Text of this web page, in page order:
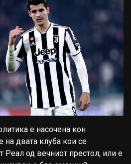
е насочена кон
на двата клуба кои се
Реал од вечниот престол, или е